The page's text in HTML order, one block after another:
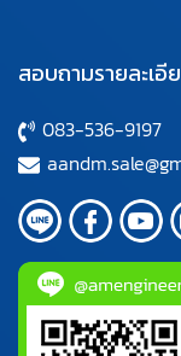
สอบถามรายละเอี
083-536-9197